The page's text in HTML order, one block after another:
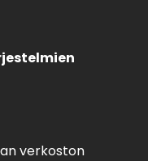
verkoston